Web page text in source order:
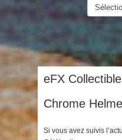
eFX
Chrome
Si vous avez suivis